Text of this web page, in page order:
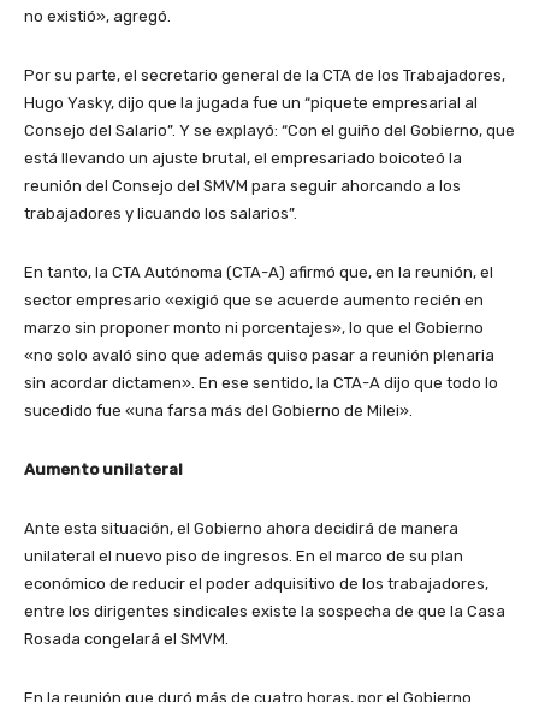
no existió», agregó.
Por su parte, el secretario general de la CTA de los Trabajadores,
Hugo Yasky, dijo que la jugada fue un “piquete empresarial al
Consejo del Salario”. Y se explayó: “Con el guiño del Gobierno, que
está llevando un ajuste brutal, el empresariado boicoteó la
reunión del Consejo del SMVM para seguir ahorcando a los
trabajadores y licuando los salarios”.
En tanto, la CTA Autónoma (CTA-A) afirmó que, en la reunión, el
sector empresario «exigió que se acuerde aumento recién en
marzo sin proponer monto ni porcentajes», lo que el Gobierno
«no solo avaló sino que además quiso pasar a reunión plenaria
sin acordar dictamen». En ese sentido, la CTA-A dijo que todo lo
sucedido fue «una farsa más del Gobierno de Milei».
Aumento unilateral
Ante esta situación, el Gobierno ahora decidirá de manera
unilateral el nuevo piso de ingresos. En el marco de su plan
económico de reducir el poder adquisitivo de los trabajadores,
entre los dirigentes sindicales existe la sospecha de que la Casa
Rosada congelará el SMVM.
En la reunión que duró más de cuatro horas, por el Gobierno